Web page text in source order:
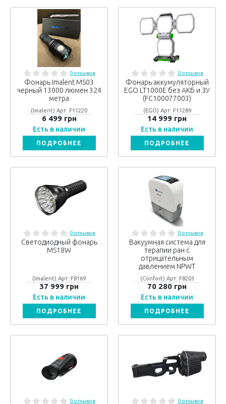
0 отзывов
Фонарь Imalent MS03
черный 13000 люмен 324
метра
(Imalent) Арт: F11220
6 499 грн
Есть в наличии
ПОДРОБНЕЕ
0 отзывов
Фонарь аккумуляторный
EGO LT1000E без АКБ и ЗУ
(FC100077003)
(EGO) Арт: F11289
14 999 грн
Есть в наличии
ПОДРОБНЕЕ
0 отзывов
Светодиодный фонарь
MS18W
(Imalent) Арт: F8169
37 999 грн
Есть в наличии
ПОДРОБНЕЕ
0 отзывов
Вакуумная система для
терапии ран с
отрицательным
давлением NPWT
(Confort) Арт: F8203
70 280 грн
Есть в наличии
ПОДРОБНЕЕ
0 отзывов 0 отзывов